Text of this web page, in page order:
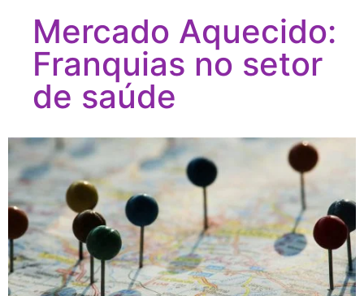
Mercado Aquecido:
Franquias no setor
de saúde